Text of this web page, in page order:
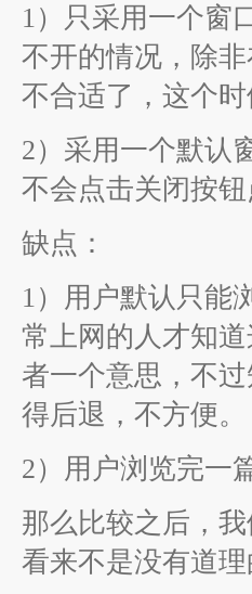
1）只采用一个窗
不开的情况，除
不合适了，这个
2）采用一个默认
不会点击关闭按钮
缺点：
1）用户默认只能
常上网的人才知
者一个意思，不
得后退，不方便。
2）用户浏览完一
那么比较之后，
看来不是没有道